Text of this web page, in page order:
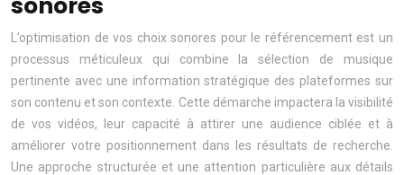
L’optimisation de vos choix sonores pour le référencement est un
processus méticuleux qui combine la sélection de musique
pertinente avec une information stratégique des plateformes sur
son contenu et son contexte. Cette démarche impactera la visibilité
de vos vidéos, leur capacité à attirer une audience ciblée et à
améliorer votre positionnement dans les résultats de recherche.
Une approche structurée et une attention particulière aux détails